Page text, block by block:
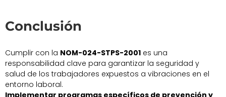
Conclusión
Cumplir con la NOM-024-STPS-2001 es una
responsabilidad clave para garantizar la seguridad y
salud de los trabajadores expuestos a vibraciones en el
entorno laboral.